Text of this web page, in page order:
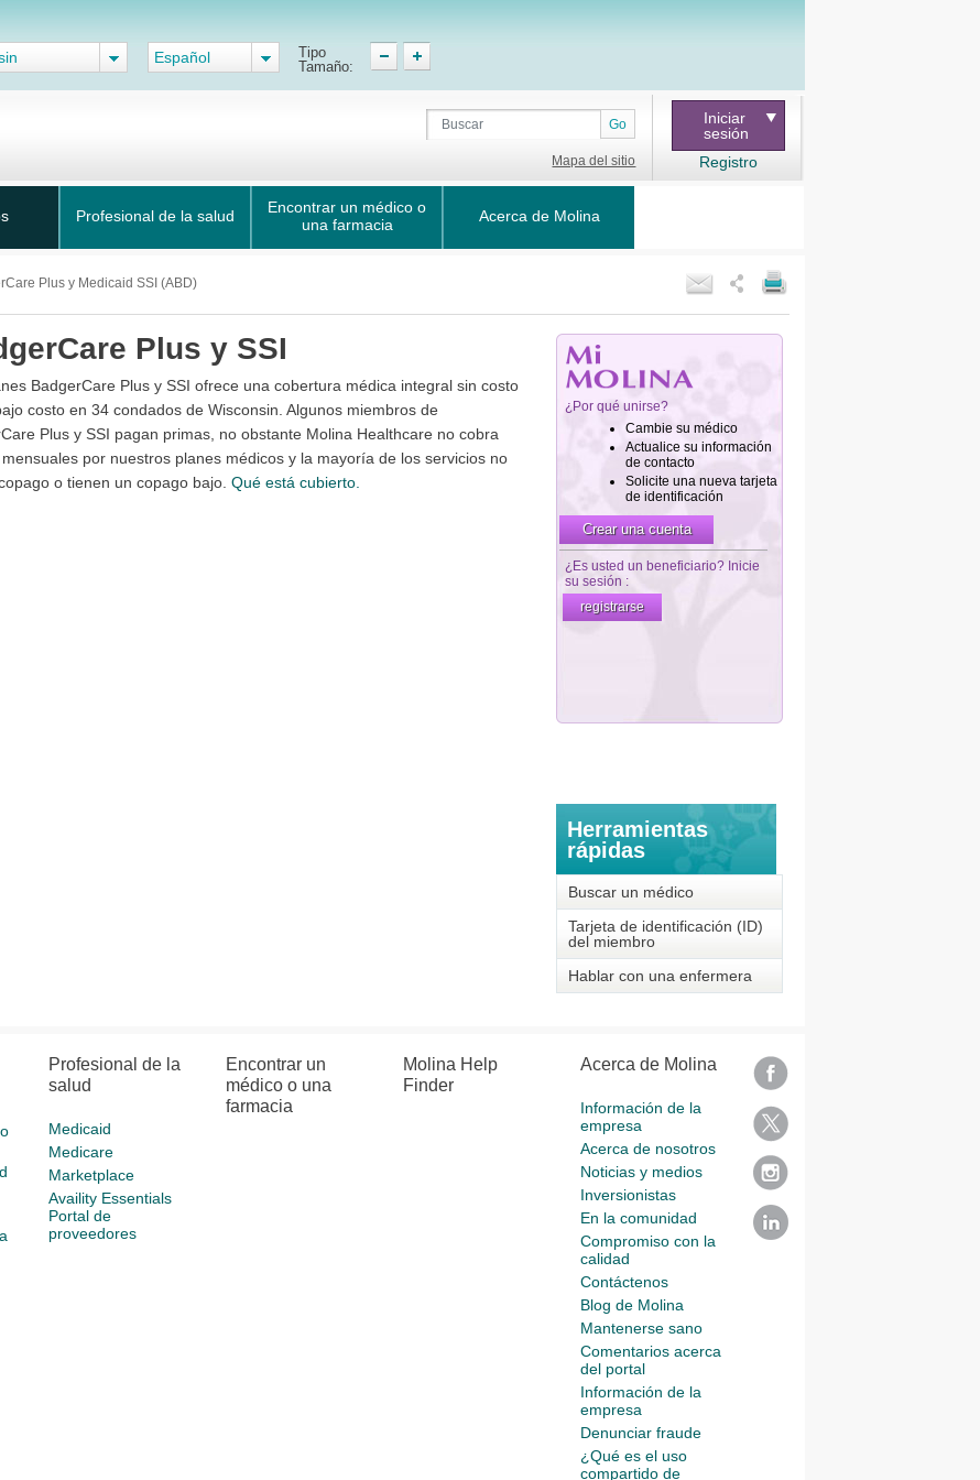
Español
Tipo
Tamaño:
Go
Mapa del sitio
Iniciar
sesión
Registro
Profesional de la salud
Encontrar un médico o
una farmacia
Acerca de Molina
Plus y Medicaid SSI (ABD)
Plus y SSI
BadgerCare Plus y SSI ofrece una cobertura médica integral sin costo
costo en 34 condados de Wisconsin. Algunos miembros de
Plus y SSI pagan primas, no obstante Molina Healthcare no cobra
por nuestros planes médicos y la mayoría de los servicios no
o tienen un copago bajo.Qué está cubierto.
Herramientas
rápidas
Buscar un médico
Tarjeta de identificación (ID)
del miembro
Hablar con una enfermera
Profesional de la
salud
Medicaid
Medicare
Marketplace
Availity Essentials
Portal de
proveedores
Encontrar un
médico o una
farmacia
Molina Help
Finder
Acerca de Molina
Información de la
empresa
Acerca de nosotros
Noticias y medios
Inversionistas
En la comunidad
Compromiso con la
calidad
Contáctenos
Blog de Molina
Mantenerse sano
Comentarios acerca
del portal
Información de la
empresa
Denunciar fraude
¿Qué es el uso
compartido de